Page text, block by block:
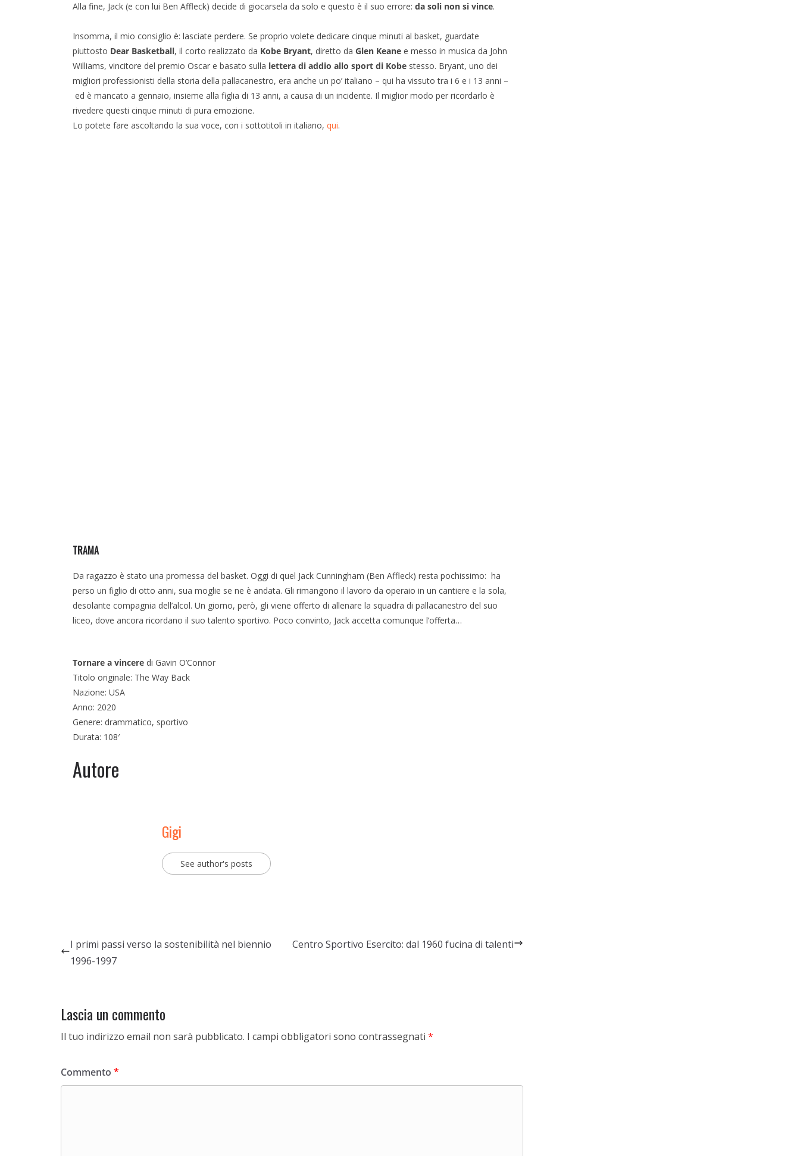
Alla fine, Jack (e con lui Ben Affleck) decide di giocarsela da solo e questo è il suo errore: da soli non si vince.
Insomma, il mio consiglio è: lasciate perdere. Se proprio volete dedicare cinque minuti al basket, guardate
piuttosto Dear Basketball, il corto realizzato da Kobe Bryant, diretto da Glen Keane e messo in musica da John
Williams, vincitore del premio Oscar e basato sulla lettera di addio allo sport di Kobe stesso. Bryant, uno dei
migliori professionisti della storia della pallacanestro, era anche un po’ italiano – qui ha vissuto tra i 6 e i 13 anni –
ed è mancato a gennaio, insieme alla figlia di 13 anni, a causa di un incidente. Il miglior modo per ricordarlo è
rivedere questi cinque minuti di pura emozione.
Lo potete fare ascoltando la sua voce, con i sottotitoli in italiano, qui.
TRAMA
Da ragazzo è stato una promessa del basket. Oggi di quel Jack Cunningham (Ben Affleck) resta pochissimo: ha
perso un figlio di otto anni, sua moglie se ne è andata. Gli rimangono il lavoro da operaio in un cantiere e la sola,
desolante compagnia dell’alcol. Un giorno, però, gli viene offerto di allenare la squadra di pallacanestro del suo
liceo, dove ancora ricordano il suo talento sportivo. Poco convinto, Jack accetta comunque l’offerta…
Tornare a vincere di Gavin O’Connor
Titolo originale: The Way Back
Nazione: USA
Anno: 2020
Genere: drammatico, sportivo
Durata: 108′
Autore
Gigi
See author's posts
I primi passi verso la sostenibilità nel biennio
1996-1997
Centro Sportivo Esercito: dal 1960 fucina di talenti
Lascia un commento
Il tuo indirizzo email non sarà pubblicato. I campi obbligatori sono contrassegnati *
Commento *